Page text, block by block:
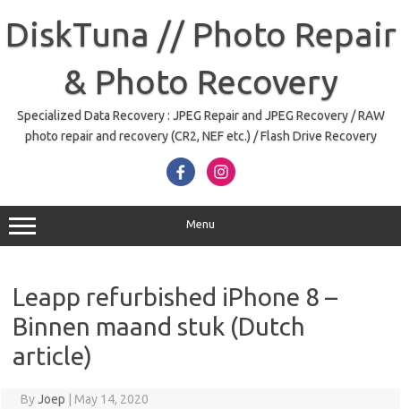
content
DiskTuna // Photo Repair
& Photo Recovery
Specialized Data Recovery : JPEG Repair and JPEG Recovery / RAW
photo repair and recovery (CR2, NEF etc.) / Flash Drive Recovery
Menu
Leapp refurbished iPhone 8 –
Binnen maand stuk (Dutch
article)
ByJoep May 14, 2020